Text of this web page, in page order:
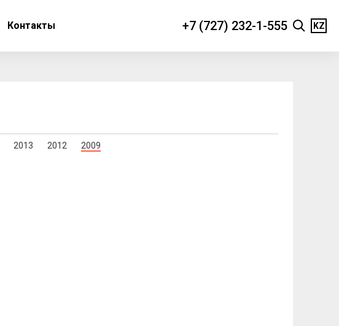
Контакты +7 (727) 232-1-555 KZ
2013 2012 2009